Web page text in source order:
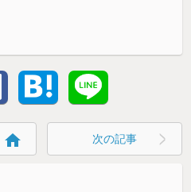
home 次の記事